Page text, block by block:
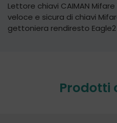
Lettore chiavi CAIMAN
veloce e sicura di chiavi
gettoniera rendiresto Eagle2
Prodotti